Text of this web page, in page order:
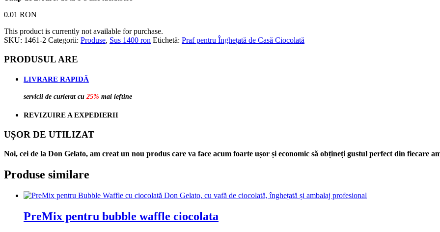
0.01 RON
This product is currently not available for purchase.
SKU: 1461-2 Categorii: Produse, Sus 1400 ron Etichetă: Praf pentru Înghețată de Casă Ciocolată
PRODUSUL ARE
LIVRARE RAPIDĂ
servicii de curierat cu 25% mai ieftine
REVIZUIRE A EXPEDIERII
UȘOR DE UTILIZAT
Noi, cei de la Don Gelato, am creat un nou produs care va face acum foarte ușor și economic să obțineți gustul perfect din fiecare
Produse similare
PreMix pentru bubble waffle ciocolata